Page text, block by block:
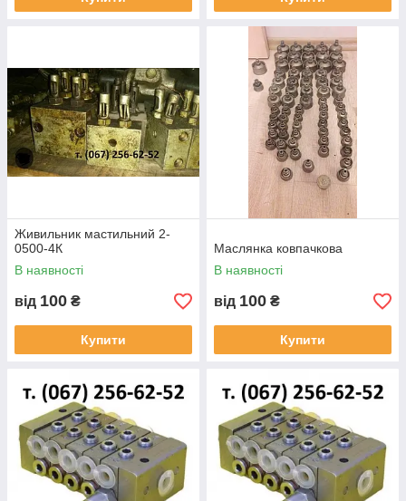
Живильник мастильний 2-
0500-4К
В наявності
від 100 ₴
Купити
Маслянка ковпачкова
В наявності
від 100 ₴
Купити